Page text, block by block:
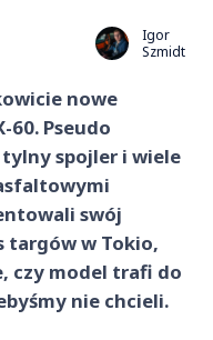
Igor
Szmidt
nowe
60. Pseudo
tylny spojler i wiele
swój
targów w Tokio,
czy model trafi do
nie chcieli.